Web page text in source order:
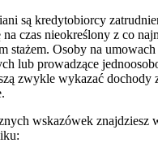
są kredytobiorcy
czas nieokreślony z co
stażem. Osoby na umowach
lub prowadzące
zwykle wykazać dochody
wskazówek znajdziesz